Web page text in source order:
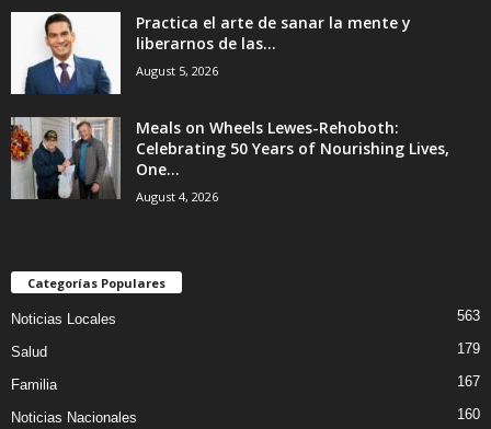
Practica el arte de sanar la mente y
liberarnos de las...
August 5, 2026
Meals on Wheels Lewes-Rehoboth:
Celebrating 50 Years of Nourishing Lives,
One...
August 4, 2026
Categorías Populares
Noticias Locales 563
Salud 179
Familia 167
Noticias Nacionales 160